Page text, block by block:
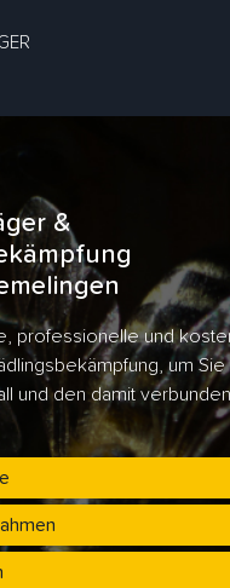
&
professionelle und
um Sie
und den damit